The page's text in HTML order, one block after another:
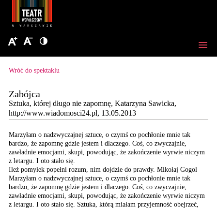
Wróć do spektaklu
Zabójca
Sztuka, której długo nie zapomnę, Katarzyna Sawicka,
http://www.wiadomosci24.pl, 13.05.2013
Marzyłam o nadzwyczajnej sztuce, o czymś co pochłonie mnie tak
bardzo, że zapomnę gdzie jestem i dlaczego. Coś, co zwyczajnie,
zawładnie emocjami, skupi, powodując, że zakończenie wyrwie niczym
z letargu. I oto stało się.
Ileż pomyłek popełni rozum, nim dojdzie do prawdy. Mikołaj Gogol
Marzyłam o nadzwyczajnej sztuce, o czymś co pochłonie mnie tak
bardzo, że zapomnę gdzie jestem i dlaczego. Coś, co zwyczajnie,
zawładnie emocjami, skupi, powodując, że zakończenie wyrwie niczym
z letargu. I oto stało się. Sztuka, którą miałam przyjemność obejrzeć,